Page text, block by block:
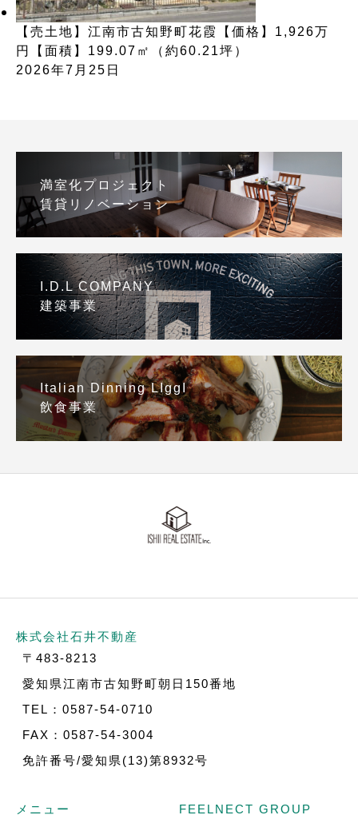
【売土地】江南市古知野町花霞【価格】1,926万
円【面積】199.07㎡（約60.21坪）
2026年7月25日
満室化プロジェクト
賃貸リノベーション
I.D.L COMPANY
建築事業
Italian Dinning LIggI
飲食事業
株式会社石井不動産
〒483-8213
愛知県江南市古知野町朝日150番地
TEL：0587-54-0710
FAX：0587-54-3004
免許番号/愛知県(13)第8932号
メニュー FEELNECT GROUP